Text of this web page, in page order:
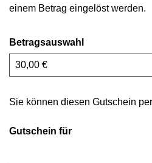
einem Betrag eingelöst werden.
Betragsauswahl
Sie können diesen Gutschein
Gutschein für